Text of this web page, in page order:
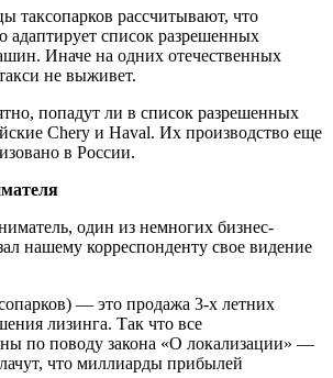
таксопарков рассчитывают, что
адаптирует список разрешенных
Иначе на одних отечественных
не выживет.
попадут ли в список разрешенных
Chery и Haval. Их производство еще
в России.
один из немногих бизнес-
нашему корреспонденту свое видение
— это продажа 3-х летних
лизинга. Так что все
по поводу закона «О локализации» —
что миллиарды прибылей